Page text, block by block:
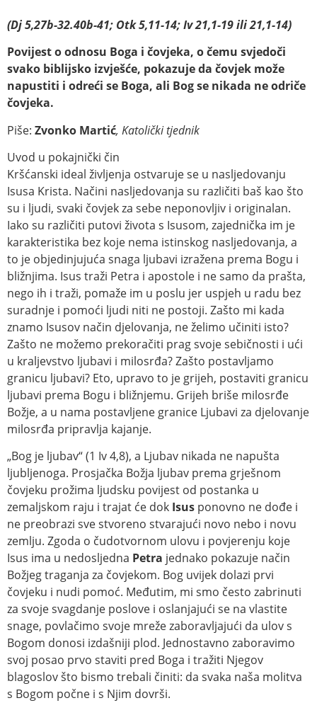
(Dj 5,27b-32.40b-41; Otk 5,11-14; Iv 21,1-19 ili 21,1-14)
Povijest o odnosu Boga i čovjeka, o čemu svjedoči
svako biblijsko izvješće, pokazuje da čovjek može
napustiti i odreći se Boga, ali Bog se nikada ne odriče
čovjeka.
Piše: Zvonko Martić, Katolički tjednik
Uvod u pokajnički čin
Kršćanski ideal življenja ostvaruje se u nasljedovanju
Isusa Krista. Načini nasljedovanja su različiti baš kao što
su i ljudi, svaki čovjek za sebe neponovljiv i originalan.
Iako su različiti putovi života s Isusom, zajednička im je
karakteristika bez koje nema istinskog nasljedovanja, a
to je objedinjujuća snaga ljubavi izražena prema Bogu i
bližnjima. Isus traži Petra i apostole i ne samo da prašta,
nego ih i traži, pomaže im u poslu jer uspjeh u radu bez
suradnje i pomoći ljudi niti ne postoji. Zašto mi kada
znamo Isusov način djelovanja, ne želimo učiniti isto?
Zašto ne možemo prekoračiti prag svoje sebičnosti i ući
u kraljevstvo ljubavi i milosrđa? Zašto postavljamo
granicu ljubavi? Eto, upravo to je grijeh, postaviti granicu
ljubavi prema Bogu i bližnjemu. Grijeh briše milosrđe
Božje, a u nama postavljene granice Ljubavi za djelovanje
milosrđa pripravlja kajanje.
„Bog je ljubav“ (1 Iv 4,8), a Ljubav nikada ne napušta
ljubljenoga. Prosjačka Božja ljubav prema grješnom
čovjeku prožima ljudsku povijest od postanka u
zemaljskom raju i trajat će dok Isus ponovno ne dođe i
ne preobrazi sve stvoreno stvarajući novo nebo i novu
zemlju. Zgoda o čudotvornom ulovu i povjerenju koje
Isus ima u nedosljedna Petra jednako pokazuje način
Božjeg traganja za čovjekom. Bog uvijek dolazi prvi
čovjeku i nudi pomoć. Međutim, mi smo često zabrinuti
za svoje svagdanje poslove i oslanjajući se na vlastite
snage, povlačimo svoje mreže zaboravljajući da ulov s
Bogom donosi izdašniji plod. Jednostavno zaboravimo
svoj posao prvo staviti pred Boga i tražiti Njegov
blagoslov što bismo trebali činiti: da svaka naša molitva
s Bogom počne i s Njim dovrši.